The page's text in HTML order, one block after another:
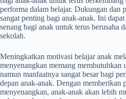
performa dalam belajar. Dukungan dan
sangat penting bagi anak-anak. Ini
senang bagi anak untuk terus berusaha
sekolah.
Meningkatkan motivasi belajar anak
menyenangkan memang membutuhkan
namun manfaatnya sangat besar bagi
depan anak-anak. Dengan memberikan
menyenangkan, anak-anak akan lebih